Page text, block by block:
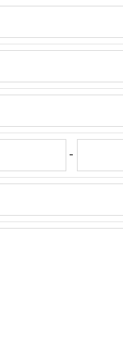
-